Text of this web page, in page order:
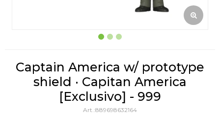
Captain America w/ prototype
shield · Capitan America
[Exclusivo] - 999
889698632164